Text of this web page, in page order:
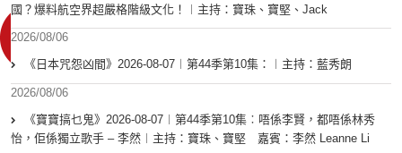
國？爆料航空界超嚴格階級文化！︱主持：寶珠、寶堅、Jack
2026/08/06
《日本咒怨凶間》2026-08-07︱第44季第10集：︱主持：藍秀朗
2026/08/06
《寶寶搞乜鬼》2026-08-07︱第44季第10集︰唔係李賢，都唔係林秀
怡，佢係獨立歌手 – 李然︱主持：寶珠、寶堅 嘉賓：李然 Leanne Li